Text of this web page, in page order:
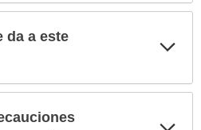
da a este